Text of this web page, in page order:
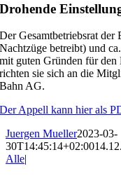
Drohende
Der Gesamtbetriebsrat
Nachtzüge betreibt) und
mit guten Gründen für
richten sie sich an die
Bahn AG.
Der Appell kann hier als
Juergen Mueller2023-03-
30T14:45:14+02:00
Alle|